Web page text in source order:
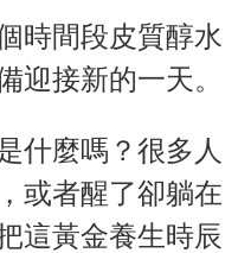
時間段皮質醇水
迎接新的一天。
什麼嗎？很多人
或者醒了卻躺在
這黃金養生時辰